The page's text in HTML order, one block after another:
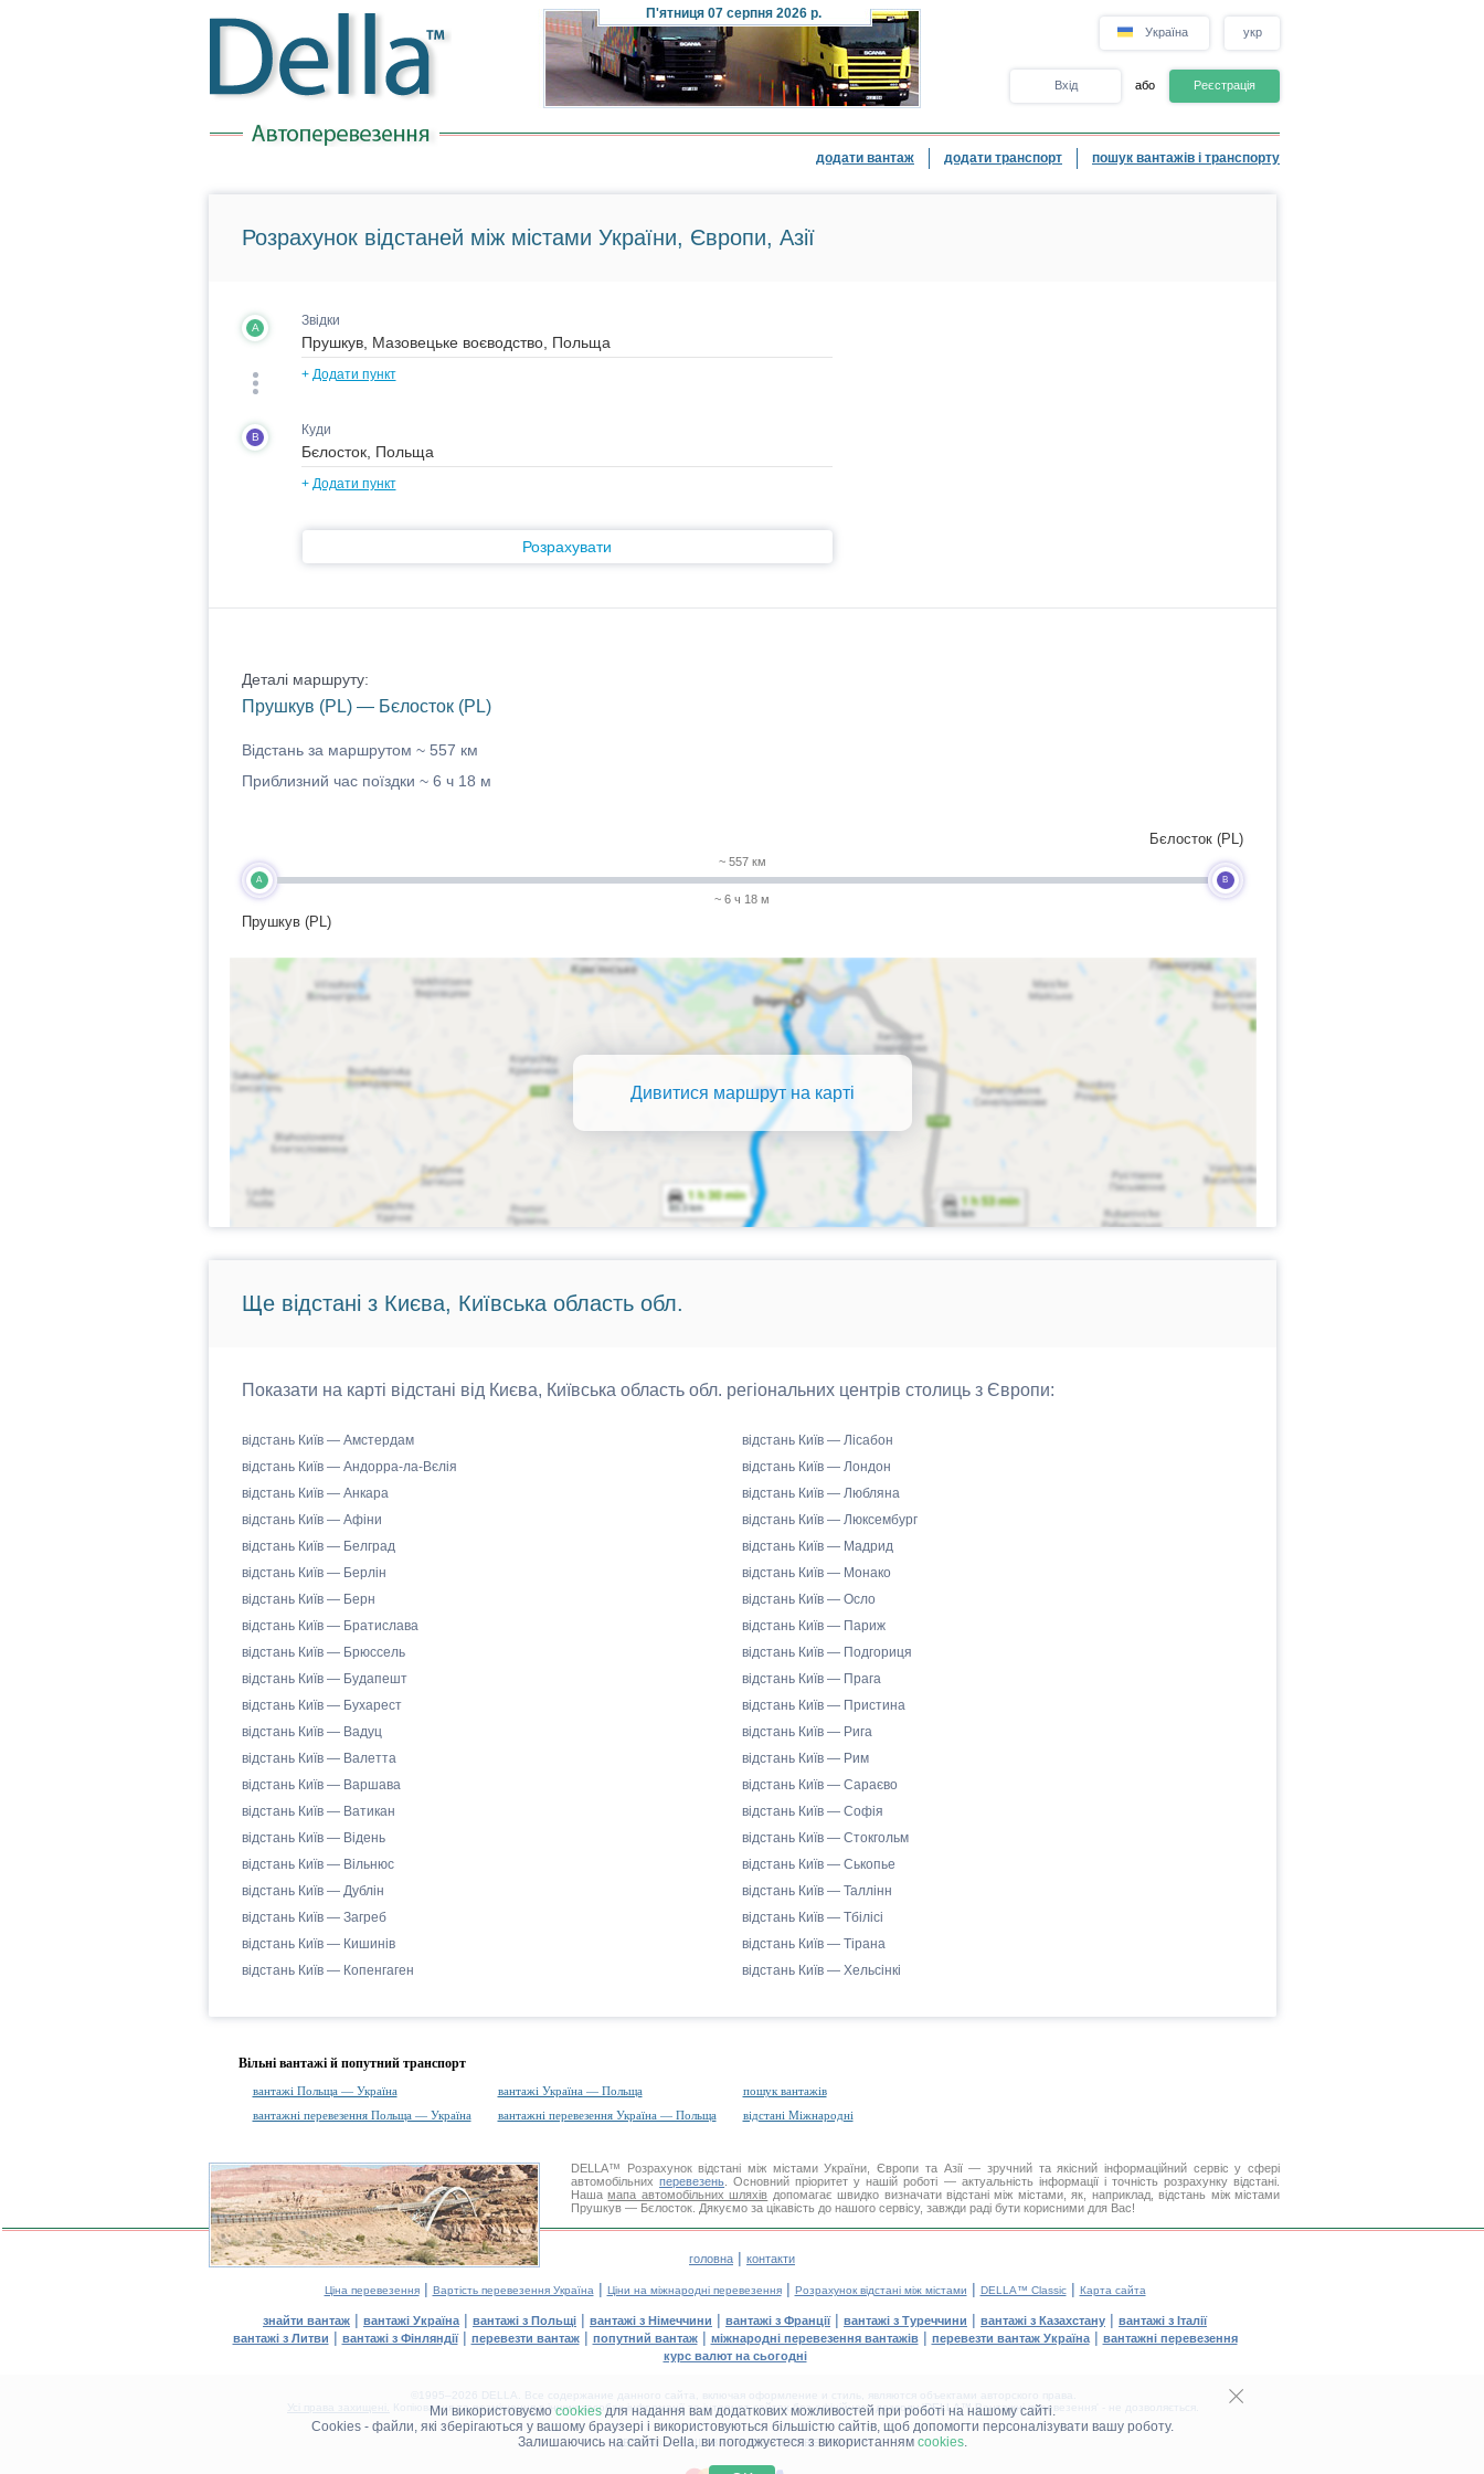
П'ятниця07 серпня 2026 р.
Україна укр
Вхід або Реєстрація
додати вантаж додати транспорт пошук вантажів і транспорту
Ми використовуємо cookiesдля надання вам додаткових можливостей при роботі на нашому сайті.
Cookies - файли, які зберігаються у вашому браузері і використовуються більшістю сайтів, щоб допомогти персоналізувати вашу роботу.
Залишаючись на сайті Della, ви погоджуєтеся з використанням cookies.
Розрахунок відстаней між містами України, Європи, Азії
A Звідки
+ Додати пункт
B Куди
+ Додати пункт
Розрахувати
Деталі маршруту:
Прушкув (PL) — Бєлосток (PL)
Відстань за маршрутом ~ 557 км
Приблизний час поїздки ~ 6 ч 18 м
A
Прушкув (PL)
~ 557 км
~ 6 ч 18 м
B
Бєлосток (PL)
Дивитися маршрут на карті
Ще відстані з Києва, Київська область обл.
Показати на карті відстані від Києва, Київська область обл. регіональних центрів столиць з Європи:
відстань Київ — Амстердам
відстань Київ — Андорра-ла-Вєлія
відстань Київ — Анкара
відстань Київ — Афіни
відстань Київ — Белград
відстань Київ — Берлін
відстань Київ — Берн
відстань Київ — Братислава
відстань Київ — Брюссель
відстань Київ — Будапешт
відстань Київ — Бухарест
відстань Київ — Вадуц
відстань Київ — Валетта
відстань Київ — Варшава
відстань Київ — Ватикан
відстань Київ — Відень
відстань Київ — Вільнюс
відстань Київ — Дублін
відстань Київ — Загреб
відстань Київ — Кишинів
відстань Київ — Копенгаген
відстань Київ — Лісабон
відстань Київ — Лондон
відстань Київ — Любляна
відстань Київ — Люксембург
відстань Київ — Мадрид
відстань Київ — Монако
відстань Київ — Осло
відстань Київ — Париж
відстань Київ — Подгориця
відстань Київ — Прага
відстань Київ — Пристина
відстань Київ — Рига
відстань Київ — Рим
відстань Київ — Сараєво
відстань Київ — Софія
відстань Київ — Стокгольм
відстань Київ — Ськопье
відстань Київ — Таллінн
відстань Київ — Тбілісі
відстань Київ — Тірана
відстань Київ — Хельсінкі
Вільні вантажі й попутний транспорт
вантажі Польща — Україна вантажі Україна — Польща
пошук вантажів
вантажні перевезення Польща — Україна
вантажні перевезення Україна — Польща відстані Міжнародні
DELLA™ Розрахунок відстані між містами України, Європи та Азії — зручний та якісний інформаційний сервіс у сфері
автомобільнихперевезень . Основний пріоритет у нашій роботі — актуальність інформації і точність розрахунку відстані.
Нашамапа автомобільних шляхів допомагає швидко визначати відстані між містами, як, наприклад, відстань між містами
Прушкув — Бєлосток. Дякуємо за цікавість до нашого сервісу, завжди раді бути корисними для Вас!
головна | контакти
Ціна перевезення| Вартість перевезення Україна | Ціни на міжнародні перевезення| Розрахунок відстані між містами | DELLA™ Classic| Карта сайта
знайти вантаж | вантажі Україна | вантажі з Польщі | вантажі з Німеччини | вантажі з Франції| вантажі з Туреччини | вантажі з Казахстану | вантажі з Італії
вантажі з Литви | вантажі з Фінляндії| перевезти вантаж| попутний вантаж| міжнародні перевезення вантажів| перевезти вантаж Україна| вантажні перевезення
курс валют на сьогодні
©1995–2026 DELLA. Все содержание данного сайта, включая оформление и стиль, являются объектами авторского права.
Усі права захищені.
Копіювання та розміщення в інших засобах інформації та інтернет-сайтах без офіційного дозволу 'DELLA™ Вантажні перевезення' - не дозволяється.
ДЕЛЛА® — ВАШІВАНТАЖНІ ПЕРЕВЕЗЕННЯ™!